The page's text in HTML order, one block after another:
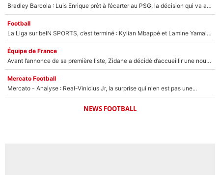
Bradley Barcola : Luis Enrique prêt à l’écarter au PSG, la décision qui va accélérer son transfert à Liverpool ?
Football
La Liga sur beIN SPORTS, c’est terminé : Kylian Mbappé et Lamine Yamal changent de chaîne, «le moment était venu d'ouvrir un nouveau chapitre»
Équipe de France
Avant l’annonce de sa première liste, Zidane a décidé d’accueillir une nouvelle tête en équipe de France
Mercato Football
Mercato - Analyse : Real-Vinicius Jr, la surprise qui n'en est pas une...
NEWS FOOTBALL